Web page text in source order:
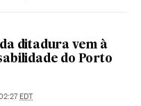
ditadura vem à
do Porto
EDT